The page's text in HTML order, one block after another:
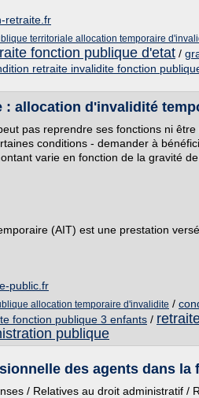
retraite.fr
territoriale allocation temporaire
fonction publique d'etat /
retraite invalidite fonction
: allocation d'invalidité
pas reprendre ses fonctions ni
conditions - demander à
varie en fonction de la gravité de
(AIT) est une prestation
public.fr
allocation temporaire d'invalidite /
fonction publique 3 enfants /
publique
des agents dans la
/ Relatives au droit administratif /